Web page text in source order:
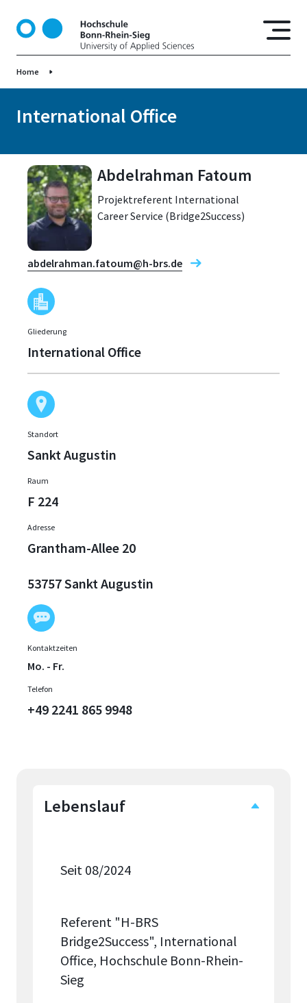
t
I
Home
International Office
Abdelrahman Fatoum
Projektreferent International
Career Service (Bridge2Success)
abdelrahman.fatoum@h-brs.de
Gliederung
International Office
Standort
Sankt Augustin
Raum
F 224
Adresse
Grantham-Allee 20
53757 Sankt Augustin
Kontaktzeiten
Mo. - Fr.
Telefon
+49 2241 865 9948
Lebenslauf
Seit 08/2024
Referent "H-BRS
Bridge2Success", International
Office, Hochschule Bonn-Rhein-
Sieg